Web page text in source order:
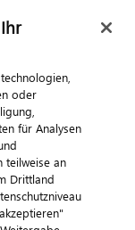
Kontakt
oder
für Analysen
teilweise an
Drittland